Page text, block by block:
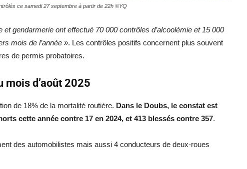
ce samedi 27 septembre à partir de 22h ©YQ
et gendarmerie ont effectué 70 000 contrôles d’alcoolémie et 15 000
mois de l’année ». Les contrôles positifs concernent plus souvent
de permis probatoires.
d’août 2025
de 18% de la mortalité routière. Dans le Doubs, le constat est
cette année contre 17 en 2024, et 413 blessés contre 357.
des automobilistes mais aussi 4 conducteurs de deux-roues